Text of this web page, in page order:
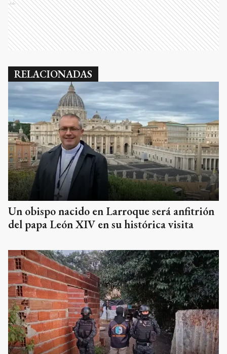
Ads
RELACIONADAS
Un obispo nacido en Larroque será anfitrión
del papa León XIV en su histórica visita